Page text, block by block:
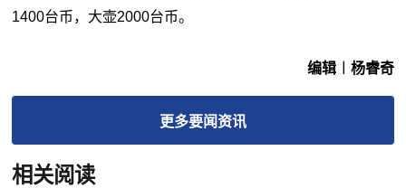
1400台币，大壶2000台币。
编辑︱杨睿奇
更多要闻资讯
相关阅读